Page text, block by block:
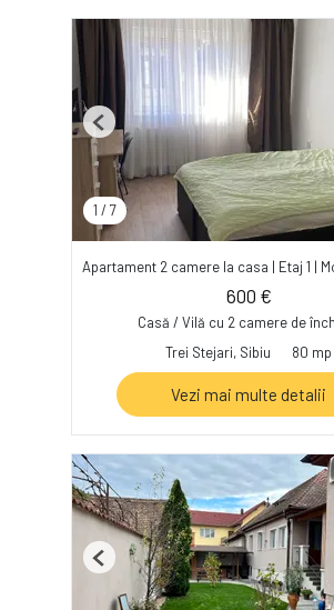
1 / 7
Previous
Apartament 2 camere la casa | Etaj 1 |
600 €
Casă / Vilă cu 2 camere de
Trei Stejari, Sibiu
80 mp
Vezi mai multe detalii
Previous